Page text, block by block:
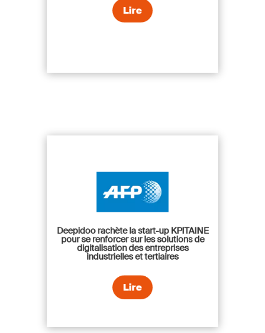
Lire
Deepidoo rachète la start-up KPITAINE
pour se renforcer sur les solutions de
digitalisation des entreprises
industrielles et tertiaires
Lire